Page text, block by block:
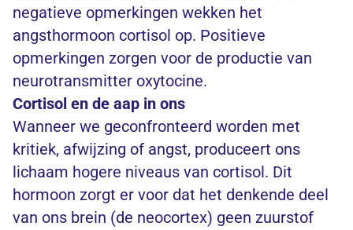
negatieve opmerkingen wekken het
angsthormoon cortisol op. Positieve
opmerkingen zorgen voor de productie van
neurotransmitter oxytocine.
Cortisol en de aap in ons
Wanneer we geconfronteerd worden met
kritiek, afwijzing of angst, produceert ons
lichaam hogere niveaus van cortisol. Dit
hormoon zorgt er voor dat het denkende deel
van ons brein (de neocortex) geen zuurstof